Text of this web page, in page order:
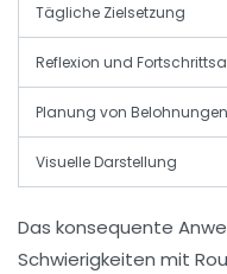
Tägliche Zielsetzung
Reflexion und
Planung von Belohnungen
Visuelle Darstellung
Das konsequente
Schwierigkeiten mit